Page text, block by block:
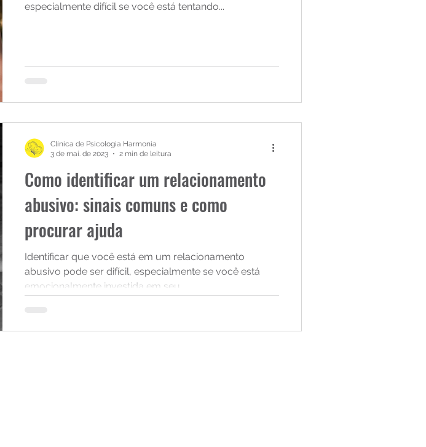
especialmente difícil se você está tentando...
Como identificar um relacionamento
abusivo: sinais comuns e como
procurar ajuda
Identificar que você está em um relacionamento
abusivo pode ser difícil, especialmente se você está
emocionalmente investida em seu...
Clínica de Psicologia Harmonia
3 de mai. de 2023
2 min de leitura